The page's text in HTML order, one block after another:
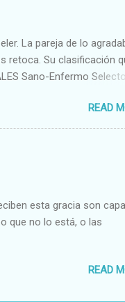
La pareja de lo
retoca. Su clasificación
Sano-Enfermo
malvado Justo-Injusto
Tosco Elegante-
READ
esta gracia son
que no lo está, o las
READ